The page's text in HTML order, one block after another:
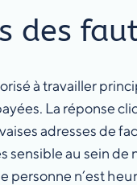
des
à travailler
La réponse
adresses de
sensible au sein
personne n’est